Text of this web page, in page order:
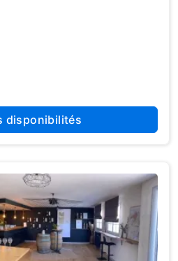
disponibilités